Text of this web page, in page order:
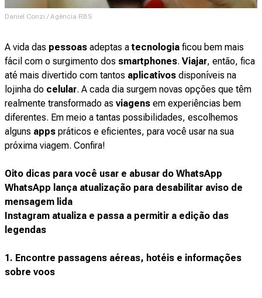
Daniel Conzi / Agência RBS
A vida das pessoas adeptas atecnologia ficou bem mais
fácil com o surgimento dos smartphones. Viajar, então, fica
até mais divertido com tantos aplicativos disponíveis na
lojinha do celular. A cada dia surgem novas opções que têm
realmente transformado as viagens em experiências bem
diferentes. Em meio a tantas possibilidades, escolhemos
alguns apps práticos e eficientes, para você usar na sua
próxima viagem. Confira!
Oito dicas para você usar e abusar do WhatsApp
WhatsApp lança atualização para desabilitar aviso de
mensagem lida
Instagram atualiza e passa a permitir a edição das
legendas
1. Encontre passagens aéreas, hotéis e informações
sobre voos